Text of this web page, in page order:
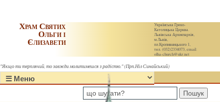
Українська Греко-
Католицька Церква.
Львівська Архиєпархія,
м.Львів,
пл.Кропивницького 1,
тел. (032)2334073, email:
olha-church@ukr.net
Храм Святих
Ольги і
Єлизавети
"Якщо ти терплячий, то завжди молитимешся з радістю." (Прп.Ніл Синайський)
Пошук